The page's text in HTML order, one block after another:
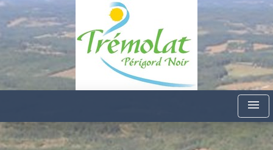
menu